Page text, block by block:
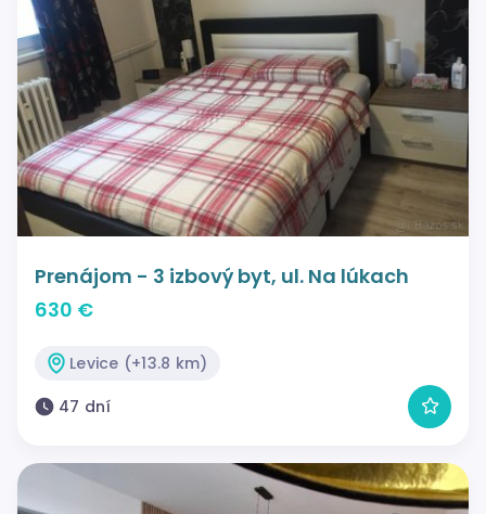
Prenájom - 3 izbový byt, ul. Na lúkach
630 €
Levice (+13.8 km)
47 dní